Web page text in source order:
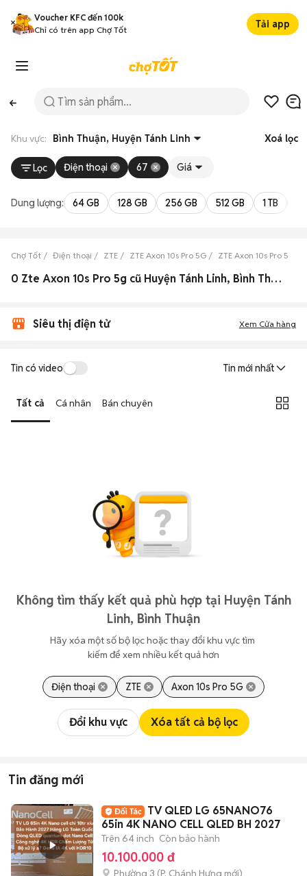
Voucher KFC đến 100k
Chỉ có trên app Chợ Tốt
Tải app
Khu vực: Bình Thuận, Huyện Tánh Linh Xoá lọc
Lọc Điện thoại 67 Giá
Dung lượng: 64 GB 128 GB 256 GB 512 GB 1 TB
Chợ Tốt Điện thoại ZTE ZTE Axon 10s Pro 5G ZTE Axon 10s Pro 5G
0 Zte Axon 10s Pro 5g cũ Huyện Tánh Linh, Bình Thuận đẹp
Siêu thị điện tử Xem Cửa hàng
Tin có video Tin mới nhất
Tất cả Cá nhân Bán chuyên
Không tìm thấy kết quả phù hợp tại Huyện Tánh
Linh, Bình Thuận
Hãy xóa một số bộ lọc hoặc thay đổi khu vực tìm
kiếm để xem nhiều kết quả hơn
Điện thoại ZTE Axon 10s Pro 5G
Đổi khu vực Xóa tất cả bộ lọc
Tin đăng mới
TV QLED LG 65NANO76
65in 4K NANO CELL QLED BH 2027
Trên 64 inch Còn bảo hành
10.100.000 đ
Phường 3 (P. Chánh Hưng mới)